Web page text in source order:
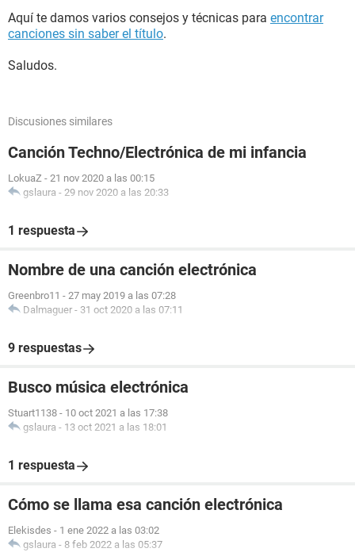
Aquí te damos varios consejos y técnicas para encontrar
canciones sin saber el título.
Saludos.
Discusiones similares
Canción Techno/Electrónica de mi infancia
LokuaZ - 21 nov 2020 a las 00:15
gslaura - 29 nov 2020 a las 20:33
1 respuesta
Nombre de una canción electrónica
Greenbro11 - 27 may 2019 a las 07:28
Dalmaguer - 31 oct 2020 a las 07:11
9 respuestas
Busco música electrónica
Stuart1138 - 10 oct 2021 a las 17:38
gslaura - 13 oct 2021 a las 18:01
1 respuesta
Cómo se llama esa canción electrónica
Elekisdes - 1 ene 2022 a las 03:02
gslaura - 8 feb 2022 a las 05:37